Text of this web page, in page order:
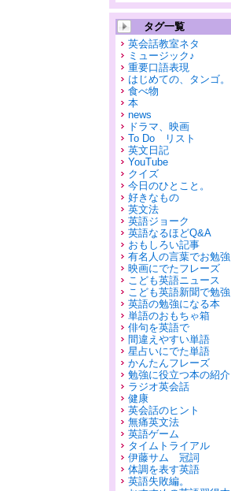
タグ一覧
英会話教室ネタ
ミュージック♪
重要口語表現
はじめての、タンゴ。
食べ物
本
news
ドラマ、映画
To Do リスト
英文日記
YouTube
クイズ
今日のひとこと。
好きなもの
英文法
英語ジョーク
英語なるほどQ&A
おもしろい記事
有名人の言葉でお勉強
映画にでたフレーズ
こども英語ニュース
こども英語新聞で勉強
英語の勉強になる本
単語のおもちゃ箱
俳句を英語で
間違えやすい単語
星占いにでた単語
かんたんフレーズ
勉強に役立つ本の紹介
ラジオ英会話
健康
英会話のヒント
無痛英文法
英語ゲーム
タイムトライアル
伊藤サム 冠詞
体調を表す英語
英語失敗編。